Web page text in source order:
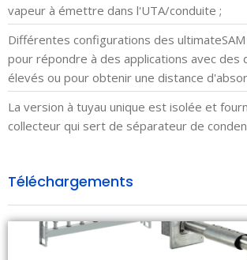
vapeur à émettre dans l'UTA/conduite ;
Différentes configurations des
pour répondre à des applications avec des
élevés ou pour obtenir une distance
La version à tuyau unique est isolée et
collecteur qui sert de séparateur de
Téléchargements